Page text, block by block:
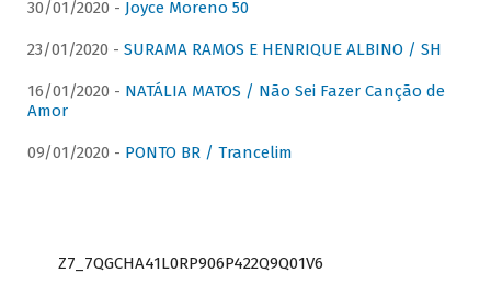
30/01/2020 - Joyce Moreno 50
23/01/2020 - SURAMA RAMOS E HENRIQUE ALBINO / SH
16/01/2020 - NATÁLIA MATOS / Não Sei Fazer Canção de
Amor
09/01/2020 - PONTO BR / Trancelim
Z7_7QGCHA41L0RP906P422Q9Q01V6